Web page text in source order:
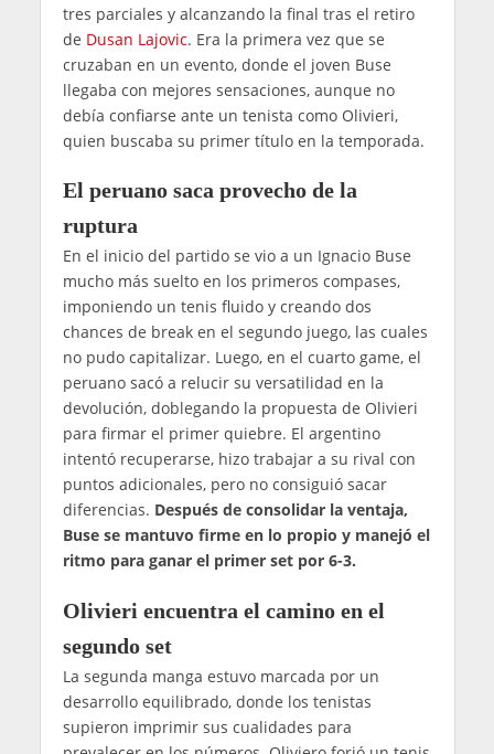
tres parciales y alcanzando la final tras el retiro
de Dusan Lajovic. Era la primera vez que se
cruzaban en un evento, donde el joven Buse
llegaba con mejores sensaciones, aunque no
debía confiarse ante un tenista como Olivieri,
quien buscaba su primer título en la temporada.
El peruano saca provecho de la
ruptura
En el inicio del partido se vio a un Ignacio Buse
mucho más suelto en los primeros compases,
imponiendo un tenis fluido y creando dos
chances de break en el segundo juego, las cuales
no pudo capitalizar. Luego, en el cuarto game, el
peruano sacó a relucir su versatilidad en la
devolución, doblegando la propuesta de Olivieri
para firmar el primer quiebre. El argentino
intentó recuperarse, hizo trabajar a su rival con
puntos adicionales, pero no consiguió sacar
diferencias. Después de consolidar la ventaja,
Buse se mantuvo firme en lo propio y manejó el
ritmo para ganar el primer set por 6-3.
Olivieri encuentra el camino en el
segundo set
La segunda manga estuvo marcada por un
desarrollo equilibrado, donde los tenistas
supieron imprimir sus cualidades para